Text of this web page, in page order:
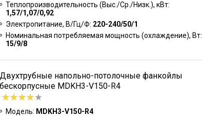
Теплопроизводительность (Выс./Ср./Низк.), кВт:
1,57/1,07/0,92
Электропитание, В/Гц/Ф: 220-240/50/1
Номинальная потребляемая мощность (охлаждение), Вт:
15/9/8
Двухтрубные напольно-потолочные фанкойлы
бескорпусные MDKH3-V150-R4
Модель: MDKH3-V150-R4